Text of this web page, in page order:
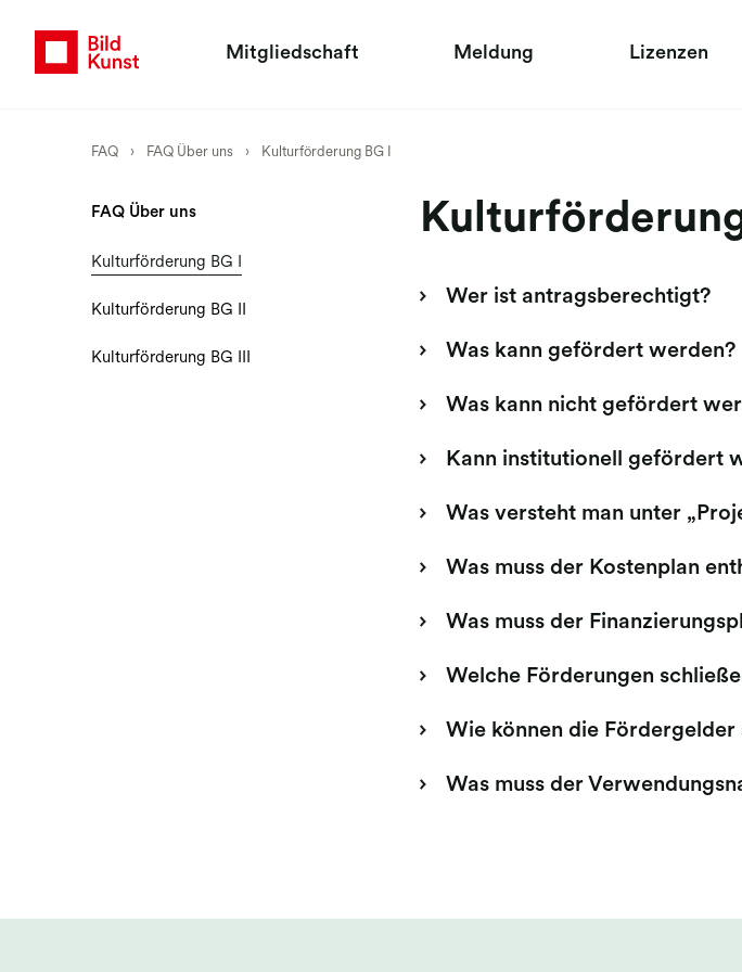
Mitgliedschaft Meldung Lizenzen
FAQ › FAQ Über uns › Kulturförderung BG I
FAQ Über uns
Kulturförderung BG I
Kulturförderung BG II
Kulturförderung BG III
Wer ist antragsberechtigt?
Was kann gefördert werden?
Was kann nicht gefördert
Kann institutionell gefördert
Was versteht man unter
Was muss der Kostenplan
Was muss der
Welche Förderungen
Wie können die
Was muss der